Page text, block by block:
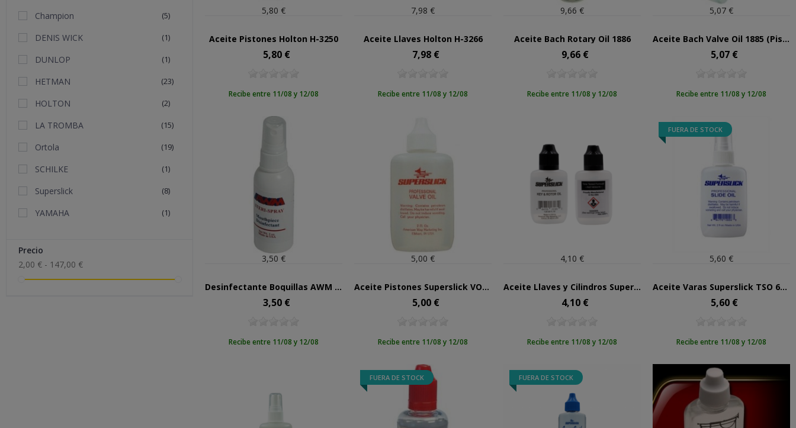
Champion (5)
DENIS WICK (1)
DUNLOP (1)
HETMAN (23)
HOLTON (2)
LA TROMBA (15)
Ortola (19)
SCHILKE (1)
Superslick (8)
YAMAHA (1)
Precio
2,00 € - 147,00 €
5,80 €
Aceite Pistones Holton H-3250
Precio
5,80 €
Recibe entre 11/08 y 12/08
7,98 €
Aceite Llaves Holton H-3266
Precio
7,98 €
Recibe entre 11/08 y 12/08
9,66 €
Aceite Bach Rotary Oil 1886
Precio
9,66 €
Recibe entre 11/08 y 12/08
5,07 €
Aceite Bach Valve Oil 1885 (Pistones)
Precio
5,07 €
Recibe entre 11/08 y 12/08
3,50 €
Desinfectante Boquillas AWM Sterispray SSY 60 ml
Precio
3,50 €
Recibe entre 11/08 y 12/08
5,00 €
Aceite Pistones Superslick VO2Q 37ml
Precio
5,00 €
Recibe entre 11/08 y 12/08
4,10 €
Aceite Llaves y Cilindros Superslick KROQ 37ml
Precio
4,10 €
Recibe entre 11/08 y 12/08
FUERA DE STOCK
5,60 €
Aceite Varas Superslick TSO 60ml
Precio
5,60 €
Recibe entre 11/08 y 12/08
FUERA DE STOCK FUERA DE STOCK